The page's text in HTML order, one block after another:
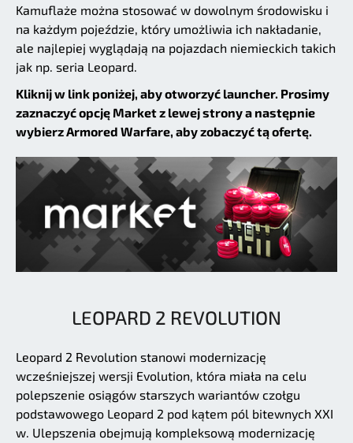
Kamuflaże można stosować w dowolnym środowisku i
na każdym pojeździe, który umożliwia ich nakładanie,
ale najlepiej wyglądają na pojazdach niemieckich takich
jak np. seria Leopard.
Kliknij w link poniżej, aby otworzyć launcher. Prosimy
zaznaczyć opcję Market z lewej strony a następnie
wybierz Armored Warfare, aby zobaczyć tą ofertę.
LEOPARD 2 REVOLUTION
Leopard 2 Revolution stanowi modernizację
wcześniejszej wersji Evolution, która miała na celu
polepszenie osiągów starszych wariantów czołgu
podstawowego Leopard 2 pod kątem pól bitewnych XXI
w. Ulepszenia obejmują kompleksową modernizację